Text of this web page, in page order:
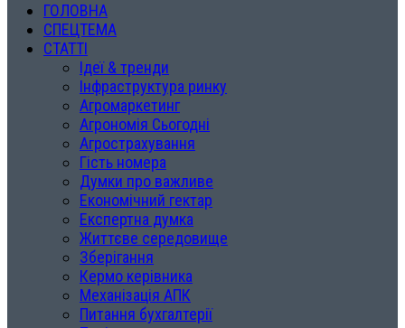
ГОЛОВНА
СПЕЦТЕМА
СТАТТІ
Ідеї & тренди
Інфраструктура ринку
Агромаркетинг
Агрономія Сьогодні
Агрострахування
Гість номера
Думки про важливе
Економічний гектар
Експертна думка
Життєве середовище
Зберігання
Кермо керівника
Механізація АПК
Питання бухгалтерії